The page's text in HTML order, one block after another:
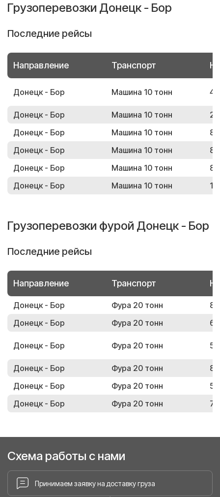
Грузоперевозки Донецк - Бор
Последние рейсы
Направление Транспорт
Донецк - Бор Машина 10 тонн
Донецк - Бор Машина 10 тонн
Донецк - Бор
Машина 10 тонн
Донецк - Бор
Машина 10 тонн
Донецк - Бор
Машина 10 тонн
Донецк - Бор
Машина 10 тонн
Грузоперевозки фурой Донецк - Бор
Последние рейсы
Направление Транспорт
Донецк - Бор Фура 20 тонн
Донецк - Бор
Фура 20 тонн
Донецк - Бор Фура 20 тонн
Донецк - Бор Фура 20 тонн
Донецк - Бор
Фура 20 тонн
Донецк - Бор
Фура 20 тонн
Схема работы с нами
Принимаем заявку на доставку груза